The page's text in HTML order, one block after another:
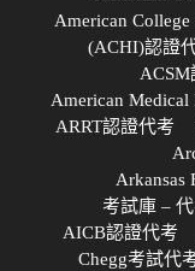
American
(ACHI)認證
ACSM
American
ARRT認證代考
Arkansas
考試庫 –
AICB認證代考
Chegg考試代